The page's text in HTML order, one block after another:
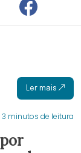
Ler mais
3 minutos de leitura